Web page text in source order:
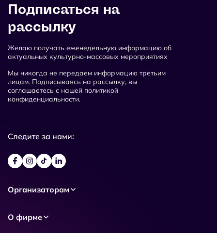
Подписаться на
рассылку
Желаю получать еженедельную информацию об
актуальных культурно-массовых мероприятиях
Мы никогда не передаем информацию третьим
лицам. Подписываясь на рассылку, вы
соглашаетесь с нашей политикой
конфиденциальности.
Следите за нами:
Организаторам
О фирме